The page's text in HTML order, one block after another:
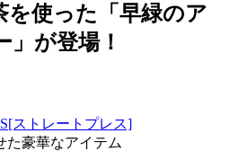
を使った「早緑のア
」が登場！
ストレートプレス]
た豪華なアイテム